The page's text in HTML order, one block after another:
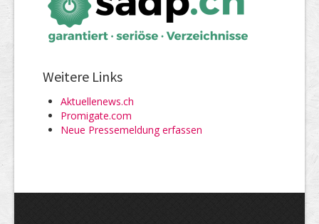
Weitere Links
Aktuellenews.ch
Promigate.com
Neue Pressemeldung erfassen